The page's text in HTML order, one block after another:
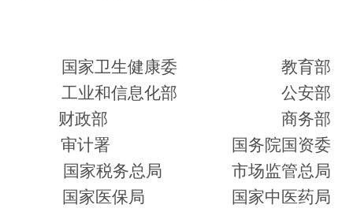
国家卫生健康委教育部
工业和信息化部公安部
财政部商务部
审计署
国务院国资委
国家税务总局市场监管总局
国家医保局
国家中医药局